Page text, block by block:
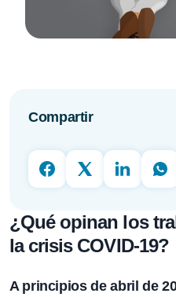
Compartir
¿Qué opinan los
la crisis COVID-19?
A principios de abril de